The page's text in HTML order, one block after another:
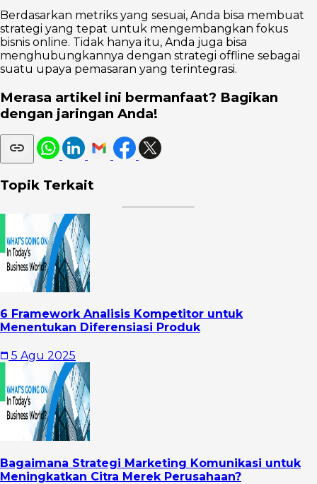
Berdasarkan metriks yang sesuai, Anda bisa membuat
strategi yang tepat untuk mengembangkan fokus
bisnis online. Tidak hanya itu, Anda juga bisa
menghubungkannya dengan strategi offline sebagai
suatu upaya pemasaran yang terintegrasi.
Merasa artikel ini bermanfaat? Bagikan
dengan jaringan Anda!
Topik Terkait
6 Framework Analisis Kompetitor untuk
Menentukan Diferensiasi Produk
5 Agu 2025
Bagaimana Strategi Marketing Komunikasi untuk
Meningkatkan Citra Merek Perusahaan?